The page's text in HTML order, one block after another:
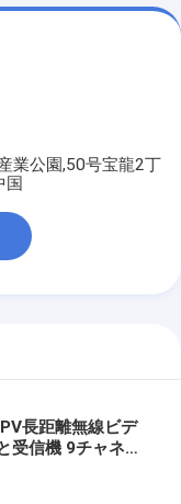
業公園,50号宝龍2丁
国
長距離無線ビデ
受信機 9チャネル